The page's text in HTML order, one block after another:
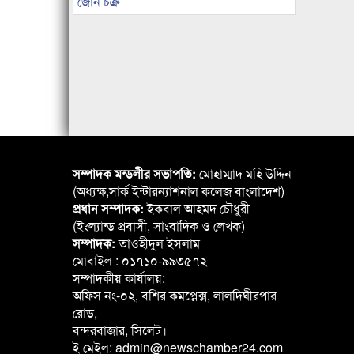
সম্পাদক মন্ডলীর সভাপতি: মোহাম্মাদ মহি উদ্দিন
(অধ্যক্ষ,সার্ক ইন্টারন্যাশনাল কলেজ বাংলাদেশ)
প্রধান সম্পাদক:ইকবাল আহমদ চৌধুরী
(ইংল্যান্ড প্রবাসী, সাংবাদিক ও লেখক)
সম্পাদক:তাওহীদুল ইসলাম
মোবাইল : ০১৭১০-৯৯৩৫৭২
সম্পাদকীয় কার্যালয়:
অফিস নং-০২, বশির কমপ্লেক্স, লালদিঘীরপার
রোড,
বন্দরবাজার, সিলেট।
ই মেইল: admin@newschamber24.com